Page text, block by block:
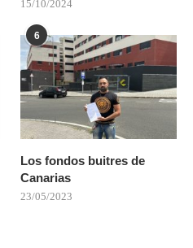
15/10/2024
6
Los fondos buitres de
Canarias
23/05/2023